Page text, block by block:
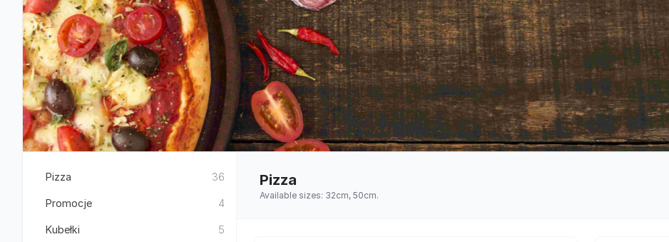
Pizza 36
Promocje 4
Kubełki 5
Pizza
Available sizes: 32cm, 50cm.